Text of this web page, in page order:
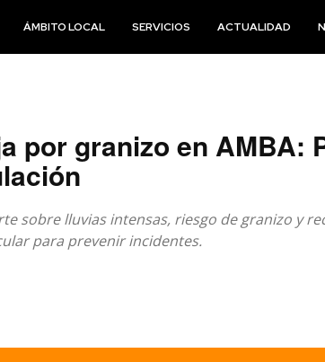
ÁMBITO LOCAL SERVICIOS ACTUALIDAD
por granizo en AMBA:
sobre lluvias intensas, riesgo de granizo y
para prevenir incidentes.